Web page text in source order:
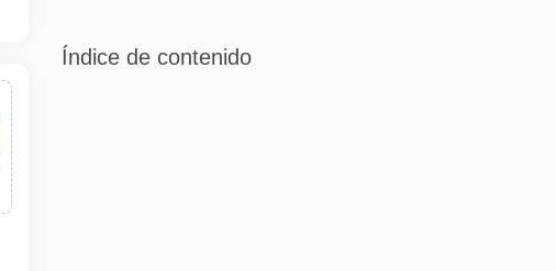
Índice de contenido